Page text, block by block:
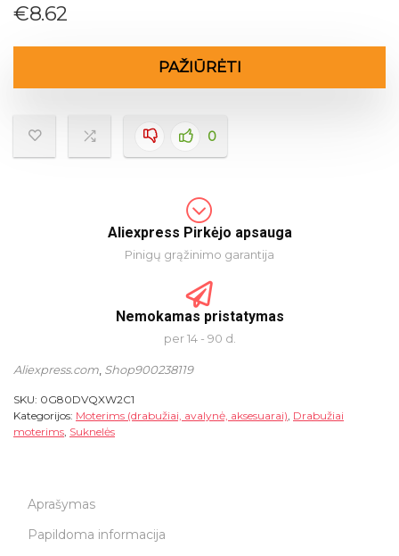
€8.62
PAŽIŪRĖTI
0
Aliexpress Pirkėjo apsauga
Pinigų grąžinimo garantija
Nemokamas pristatymas
per 14 - 90 d.
Aliexpress.com Shop900238119
SKU: 0G80DVQXW2C1
Kategorijos: Moterims (drabužiai, avalynė, aksesuarai), Drabužiai
moterims, Suknelės
Aprašymas
Papildoma informacija